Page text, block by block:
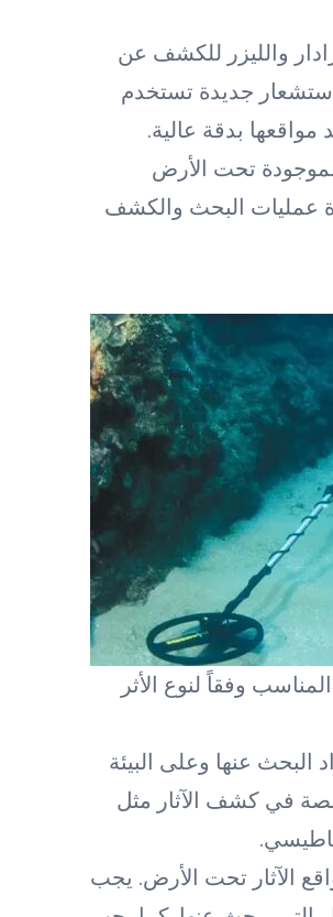
والليزر للكشف عن
جديدة تستخدم
بدقة عالية.
تحت الأرض
عمليات البحث والكشف
وفقاً لنوع الأثر
البحث عنها وعلى البيئة
في كشف الآثار مثل
الآثار تحت الأرض. يجب